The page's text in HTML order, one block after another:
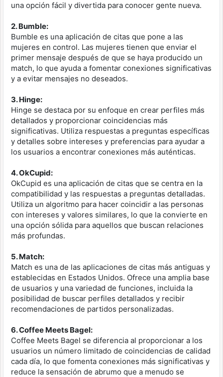
una opción fácil y divertida para conocer gente nueva.
2. Bumble:
Bumble es una aplicación de citas que pone a las
mujeres en control. Las mujeres tienen que enviar el
primer mensaje después de que se haya producido un
match, lo que ayuda a fomentar conexiones significativas
y a evitar mensajes no deseados.
3. Hinge:
Hinge se destaca por su enfoque en crear perfiles más
detallados y proporcionar coincidencias más
significativas. Utiliza respuestas a preguntas específicas
y detalles sobre intereses y preferencias para ayudar a
los usuarios a encontrar conexiones más auténticas.
4. OkCupid:
OkCupid es una aplicación de citas que se centra en la
compatibilidad y las respuestas a preguntas detalladas.
Utiliza un algoritmo para hacer coincidir a las personas
con intereses y valores similares, lo que la convierte en
una opción sólida para aquellos que buscan relaciones
más profundas.
5. Match:
Match es una de las aplicaciones de citas más antiguas y
establecidas en Estados Unidos. Ofrece una amplia base
de usuarios y una variedad de funciones, incluida la
posibilidad de buscar perfiles detallados y recibir
recomendaciones de partidos personalizadas.
6. Coffee Meets Bagel:
Coffee Meets Bagel se diferencia al proporcionar a los
usuarios un número limitado de coincidencias de calidad
cada día, lo que fomenta conexiones más significativas y
reduce la sensación de abrumo que a menudo se